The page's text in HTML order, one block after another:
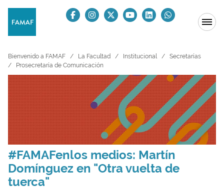
Bienvenido a FAMAF La Facultad Institucional
Secretarías
Prosecretaría de Comunicación
#FAMAFenlos medios: Martín
Domínguez en "Otra vuelta de
tuerca"